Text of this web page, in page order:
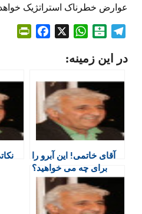
عوارض خطرناک استراتژیک
l
r
a
m
t
a
r
i
n
W
a
s
A
p
p
i
e
n
در این زمینه:
آقای خاتمی! این آبرو را
برای چه می خواهید؟